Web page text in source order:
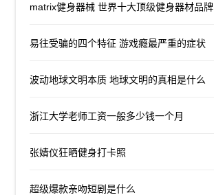
matrix健身器械 世界十大顶级健身器材品牌
易往受骗的四个特征 游戏瘾最严重的症状
波动地球文明本质 地球文明的真相是什么
浙江大学老师工资一般多少钱一个月
张婧仪狂晒健身打卡照
超级爆款亲吻短剧是什么